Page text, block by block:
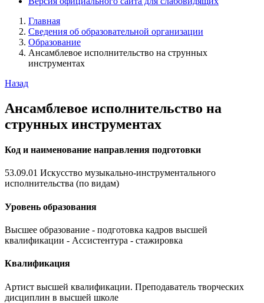
Главная
Сведения об образовательной организации
Образование
Ансамблевое исполнительство на струнных
инструментах
Назад
Ансамблевое исполнительство на
струнных инструментах
Код и наименование направления подготовки
53.09.01 Искусство музыкально-инструментального
исполнительства (по видам)
Уровень образования
Высшее образование - подготовка кадров высшей
квалификации - Ассистентура - стажировка
Квалификация
Артист высшей квалификации. Преподаватель творческих
дисциплин в высшей школе